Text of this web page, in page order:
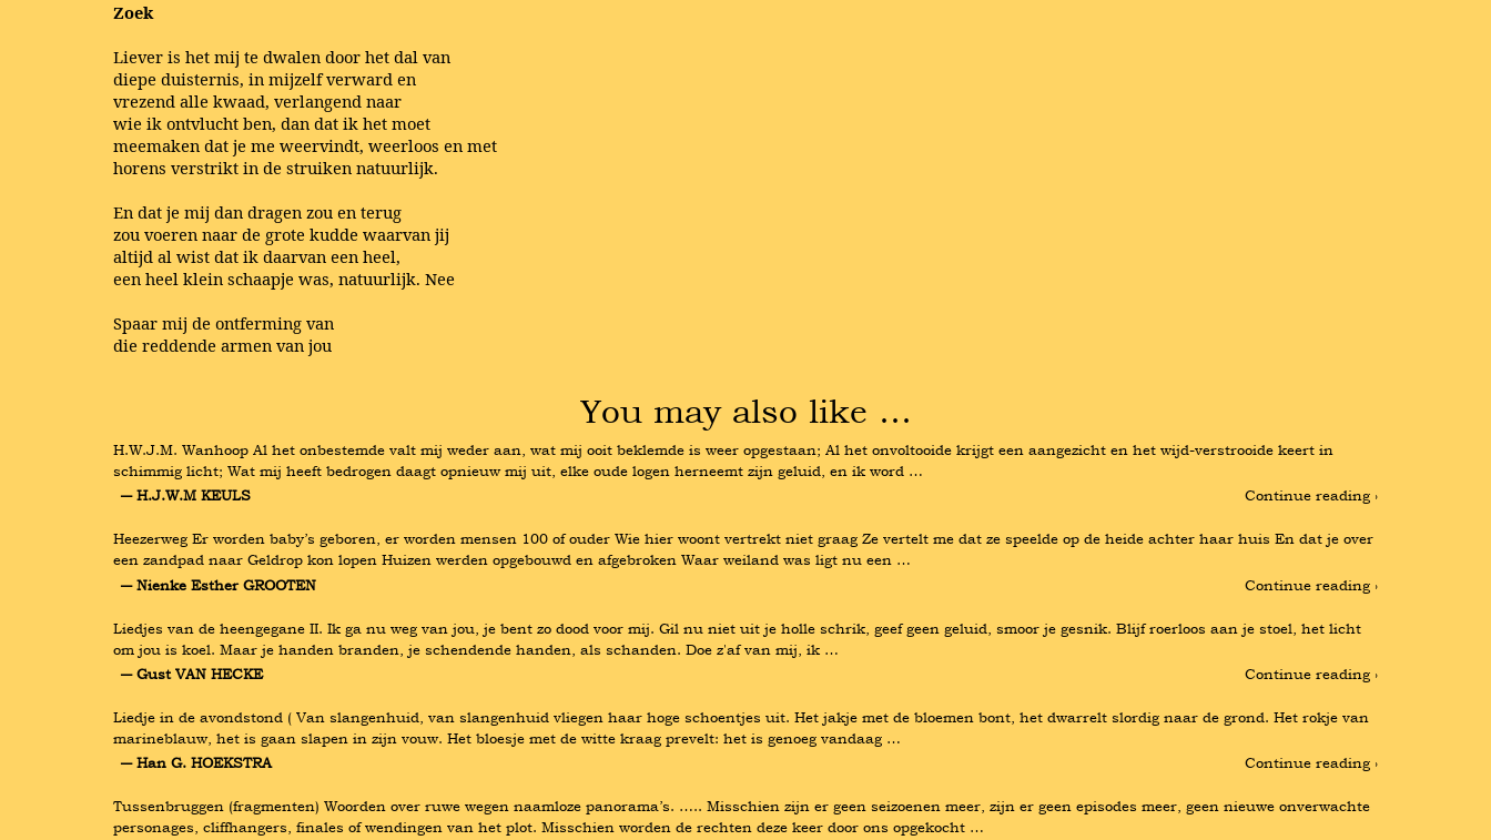
Zoek
Liever is het mij te dwalen door het dal van
diepe duisternis, in mijzelf verward en
vrezend alle kwaad, verlangend naar
wie ik ontvlucht ben, dan dat ik het moet
meemaken dat je me weervindt, weerloos en met
horens verstrikt in de struiken natuurlijk.
En dat je mij dan dragen zou en terug
zou voeren naar de grote kudde waarvan jij
altijd al wist dat ik daarvan een heel,
een heel klein schaapje was, natuurlijk. Nee
Spaar mij de ontferming van
die reddende armen van jou
You may also like …
H.W.J.M. Wanhoop Al het onbestemde valt mij weder aan, wat mij ooit beklemde is weer opgestaan; Al het onvoltooide krijgt een aangezicht en het wijd-verstrooide keert in
schimmig licht; Wat mij heeft bedrogen daagt opnieuw mij uit, elke oude logen herneemt zijn geluid, en ik word …
― H.J.W.M KEULS
Continue reading ›
Heezerweg Er worden baby’s geboren, er worden mensen 100 of ouder Wie hier woont vertrekt niet graag Ze vertelt me dat ze speelde op de heide achter haar huis En dat je over
een zandpad naar Geldrop kon lopen Huizen werden opgebouwd en afgebroken Waar weiland was ligt nu een …
― Nienke Esther GROOTEN
Continue reading ›
Liedjes van de heengegane II. Ik ga nu weg van jou, je bent zo dood voor mij. Gil nu niet uit je holle schrik, geef geen geluid, smoor je gesnik. Blijf roerloos aan je stoel, het licht
om jou is koel. Maar je handen branden, je schendende handen, als schanden. Doe z'af van mij, ik …
― Gust VAN HECKE
Continue reading ›
Liedje in de avondstond ( Van slangenhuid, van slangenhuid vliegen haar hoge schoentjes uit. Het jakje met de bloemen bont, het dwarrelt slordig naar de grond. Het rokje van
marineblauw, het is gaan slapen in zijn vouw. Het bloesje met de witte kraag prevelt: het is genoeg vandaag …
― Han G. HOEKSTRA
Continue reading ›
Tussenbruggen (fragmenten) Woorden over ruwe wegen naamloze panorama’s. ….. Misschien zijn er geen seizoenen meer, zijn er geen episodes meer, geen nieuwe onverwachte
personages, cliffhangers, finales of wendingen van het plot. Misschien worden de rechten deze keer door ons opgekocht …